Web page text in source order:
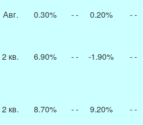
Авг. 0.30% - - 0.20% - -
2 кв. 6.90% - - -1.90% - -
2 кв. 8.70% - - 9.20% - -